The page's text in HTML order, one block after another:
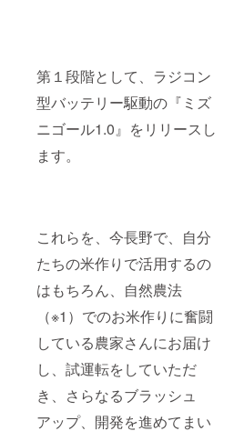
第１段階として、ラジコン
型バッテリー駆動の『ミズ
ニゴール1.0』をリリースし
ます。
これらを、今長野で、自分
たちの米作りで活用するの
はもちろん、自然農法
（※1）でのお米作りに奮闘
している農家さんにお届け
し、試運転をしていただ
き、さらなるブラッシュ
アップ、開発を進めてまい